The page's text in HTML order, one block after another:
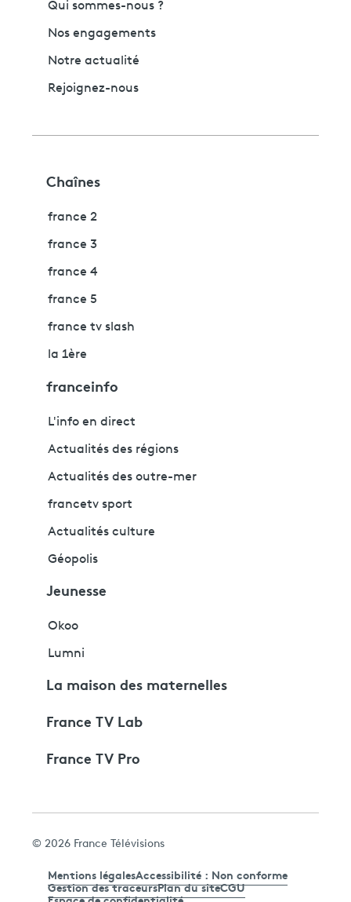
Qui sommes-nous ?
Nos engagements
Notre actualité
Rejoignez-nous
Chaînes
france 2
france 3
france 4
france 5
france tv slash
la 1ère
franceinfo
L'info en direct
Actualités des régions
Actualités des outre-mer
francetv sport
Actualités culture
Géopolis
Jeunesse
Okoo
Lumni
La maison des maternelles
France TV Lab
France TV Pro
© 2026 France Télévisions
Mentions légalesAccessibilité : Non conforme
Gestion des traceursPlan du siteCGU